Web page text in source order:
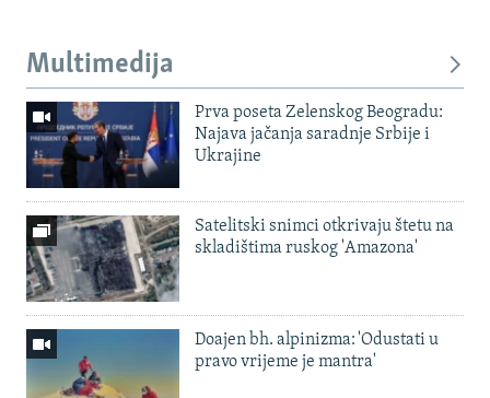
Multimedija
Prva poseta Zelenskog Beogradu:
Najava jačanja saradnje Srbije i
Ukrajine
Satelitski snimci otkrivaju štetu na
skladištima ruskog 'Amazona'
Doajen bh. alpinizma: 'Odustati u
pravo vrijeme je mantra'